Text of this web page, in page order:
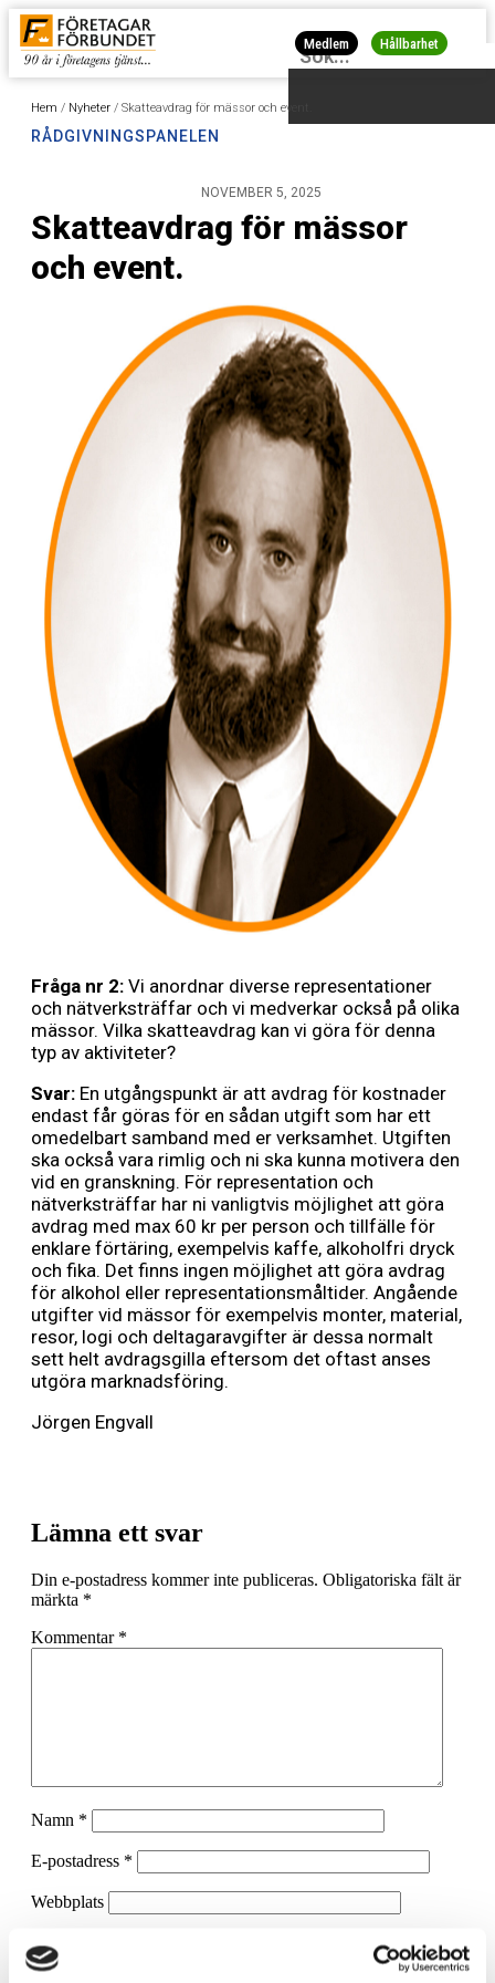
Medlem Hållbarhet
Hem / Nyheter / Skatteavdrag för mässor och event.
RÅDGIVNINGSPANELEN
NOVEMBER 5, 2025
Skatteavdrag för mässor
och event.
Fråga nr 2: Vi anordnar diverse representationer
och nätverksträffar och vi medverkar också på olika
mässor. Vilka skatteavdrag kan vi göra för denna
typ av aktiviteter?
Svar: En utgångspunkt är att avdrag för kostnader
endast får göras för en sådan utgift som har ett
omedelbart samband med er verksamhet. Utgiften
ska också vara rimlig och ni ska kunna motivera den
vid en granskning. För representation och
nätverksträffar har ni vanligtvis möjlighet att göra
avdrag med max 60 kr per person och tillfälle för
enklare förtäring, exempelvis kaffe, alkoholfri dryck
och fika. Det finns ingen möjlighet att göra avdrag
för alkohol eller representationsmåltider. Angående
utgifter vid mässor för exempelvis monter, material,
resor, logi och deltagaravgifter är dessa normalt
sett helt avdragsgilla eftersom det oftast anses
utgöra marknadsföring.
Jörgen Engvall
Lämna ett svar
Din e-postadress kommer inte publiceras. Obligatoriska fält är
märkta *
Kommentar *
Namn *
E-postadress *
Webbplats
Spara mitt namn, min e-postadress och webbplats i denna
webbläsare till nästa gång jag skriver en kommentar.